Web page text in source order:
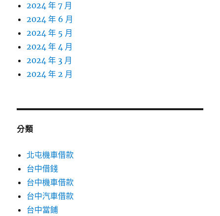
2024 年 7 月
2024 年 6 月
2024 年 5 月
2024 年 4 月
2024 年 3 月
2024 年 2 月
分類
北屯機車借款
台中借錢
台中機車借款
台中汽車借款
台中當鋪